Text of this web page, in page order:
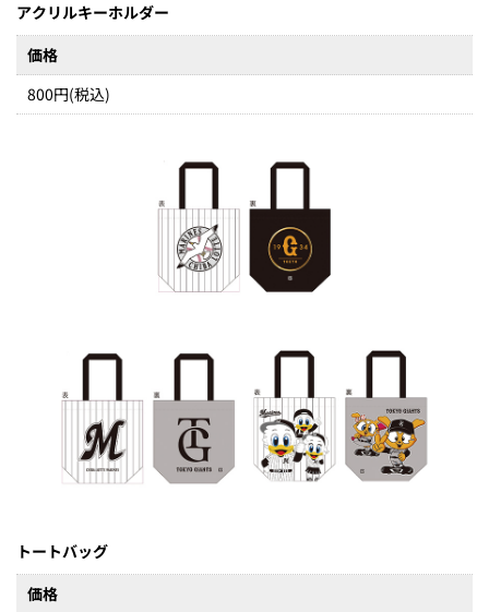
アクリルキーホルダー
価格
800円(税込)
トートバッグ
価格